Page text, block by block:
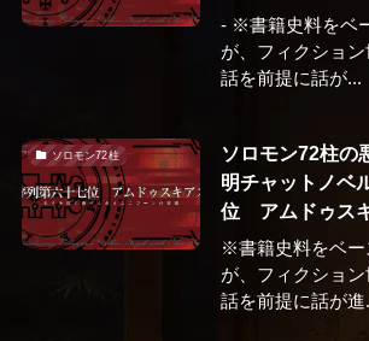
- ※書籍史料をベ
が、フィクショ
話を前提に話が...
ソロモン72柱
ソロモン72柱の
明チャットノベ
位 アムドゥス
※書籍史料をベー
が、フィクショ
話を前提に話が進